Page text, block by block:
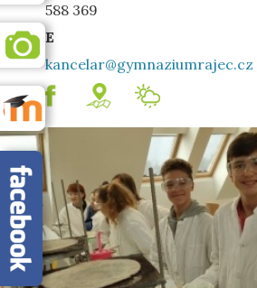
588 369
E
kancelar@gymnaziumrajec.cz
.
mapa Meteostanice